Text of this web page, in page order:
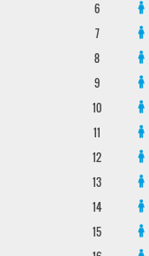
6
7
8
9
10
11
12
13
14
15